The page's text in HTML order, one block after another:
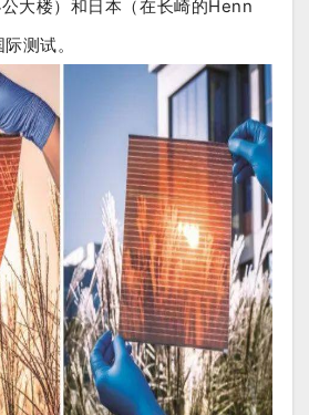
大楼）和日本（在长崎的Henn
测试。